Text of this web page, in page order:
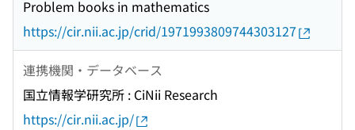
Problem books in mathematics
https://cir.nii.ac.jp/crid/1971993809744303127
連携機関・データベース
国立情報学研究所 : CiNii Research
https://cir.nii.ac.jp/